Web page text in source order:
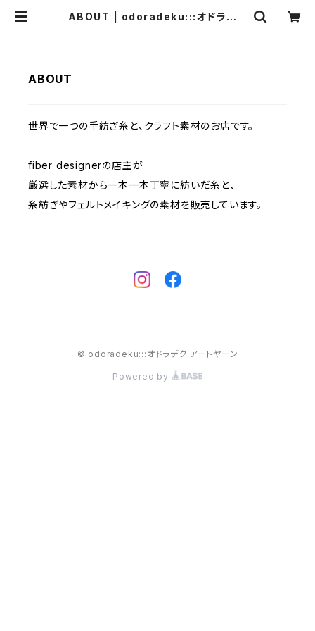
ABOUT | odoradeku:::オドラデク
ABOUT
世界で一つの手紡ぎ糸と、クラフト素材のお店です。
fiber designerの店主が
厳選した素材から一本一本丁寧に紡いだ糸と、
糸紡ぎやフェルトメイキングの素材を販売しています。
© odoradeku:::オドラデク アートヤーン
Powered by